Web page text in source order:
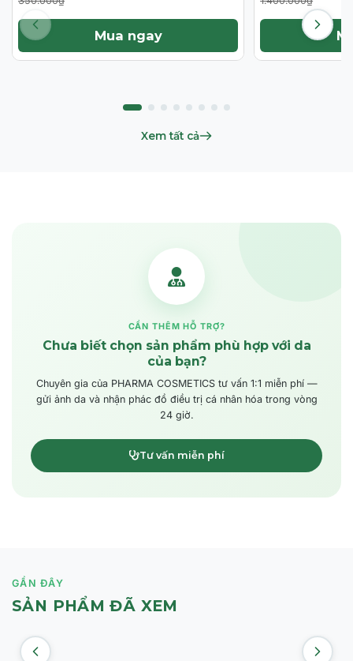
Mua ngay
Xem tất cả
CẦN THÊM HỖ TRỢ?
Chưa biết chọn sản phẩm phù hợp với da
của bạn?
Chuyên gia của PHARMA COSMETICS tư vấn 1:1 miễn phí —
gửi ảnh da và nhận phác đồ điều trị cá nhân hóa trong vòng
24 giờ.
Tư vấn miễn phí
GẦN ĐÂY
SẢN PHẨM ĐÃ XEM